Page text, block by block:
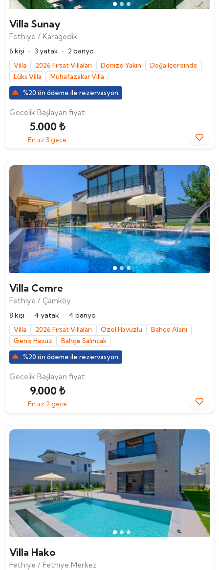
Villa Sunay
Fethiye / Karagedik
6 kişi · 3 yatak · 2 banyo
Villa 2026 Fırsat Villaları Denize Yakın
Doğa İçerisinde
Lüks Villa
Muhafazakar Villa
%20 ön ödeme ile rezervasyon
Gecelik Başlayan fiyat
5.000 ₺
En az 3 gece
Villa Cemre
Fethiye / Çamköy
8 kişi · 4 yatak · 4 banyo
Villa 2026 Fırsat Villaları Özel Havuzlu
Bahçe Alanı
Geniş Havuz
Bahçe Salıncak
%20 ön ödeme ile rezervasyon
Gecelik Başlayan fiyat
9.000 ₺
En az 2 gece
Villa Hako
Fethiye / Fethiye Merkez